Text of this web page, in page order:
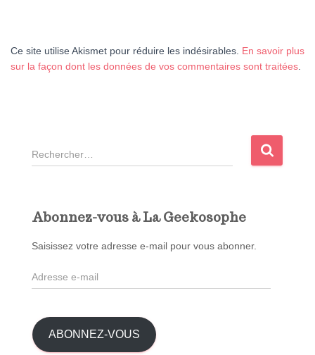
Ce site utilise Akismet pour réduire les indésirables. En savoir plus
sur la façon dont les données de vos commentaires sont traitées
R
e
c
e
r
Abonnez-vous à La Geekosophe
Saisissez votre adresse e-mail pour vous abonner.
A
d
s
s
ABONNEZ-VOUS